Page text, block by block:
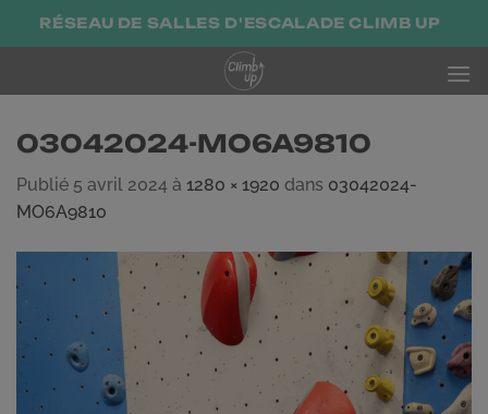
PasserRÉSEAU DE SALLES D'ESCALADE CLIMB UP
03042024-MO6A9810
Publié 5 avril 2024 à 1280 × 1920 dans 03042024-
MO6A9810